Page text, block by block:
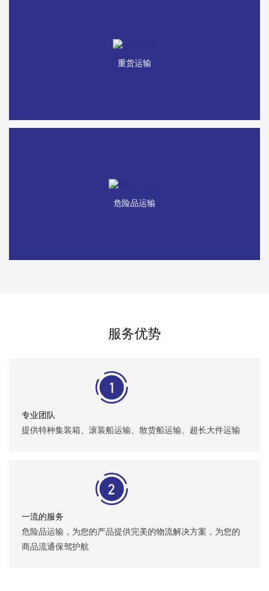
重货运输
危险品运输
服务优势
专业团队
提供特种集装箱、滚装船运输、散货船运输、超长大件运输
一流的服务
危险品运输，为您的产品提供完美的物流解决方案，为您的
商品流通保驾护航